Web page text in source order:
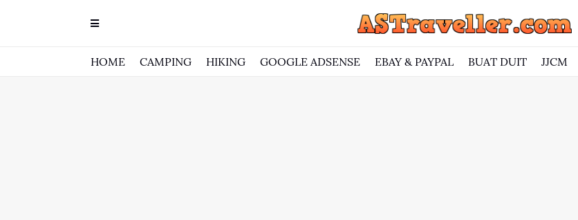
HOME CAMPING HIKING GOOGLE ADSENSE EBAY & PAYPAL BUAT DUIT JJCM